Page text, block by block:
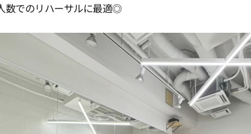
数でのリハーサルに最適◎